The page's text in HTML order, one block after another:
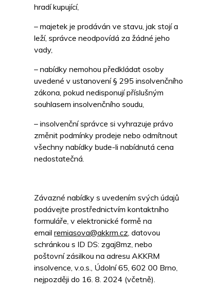
hradí kupující,
– majetek je prodáván ve stavu, jak stojí a
leží, správce neodpovídá za žádné jeho
vady,
– nabídky nemohou předkládat osoby
uvedené v ustanovení § 295 insolvenčního
zákona, pokud nedisponují příslušným
souhlasem insolvenčního soudu,
– insolvenční správce si vyhrazuje právo
změnit podmínky prodeje nebo odmítnout
všechny nabídky bude-li nabídnutá cena
nedostatečná.
Závazné nabídky s uvedením svých údajů
podávejte prostřednictvím kontaktního
formuláře, v elektronické formě na
email remiasova@akkrm.cz, datovou
schránkou s ID DS: zgaj8mz, nebo
poštovní zásilkou na adresu AKKRM
insolvence, v.o.s., Údolní 65, 602 00 Brno,
nejpozději do 16. 8. 2024 (včetně).